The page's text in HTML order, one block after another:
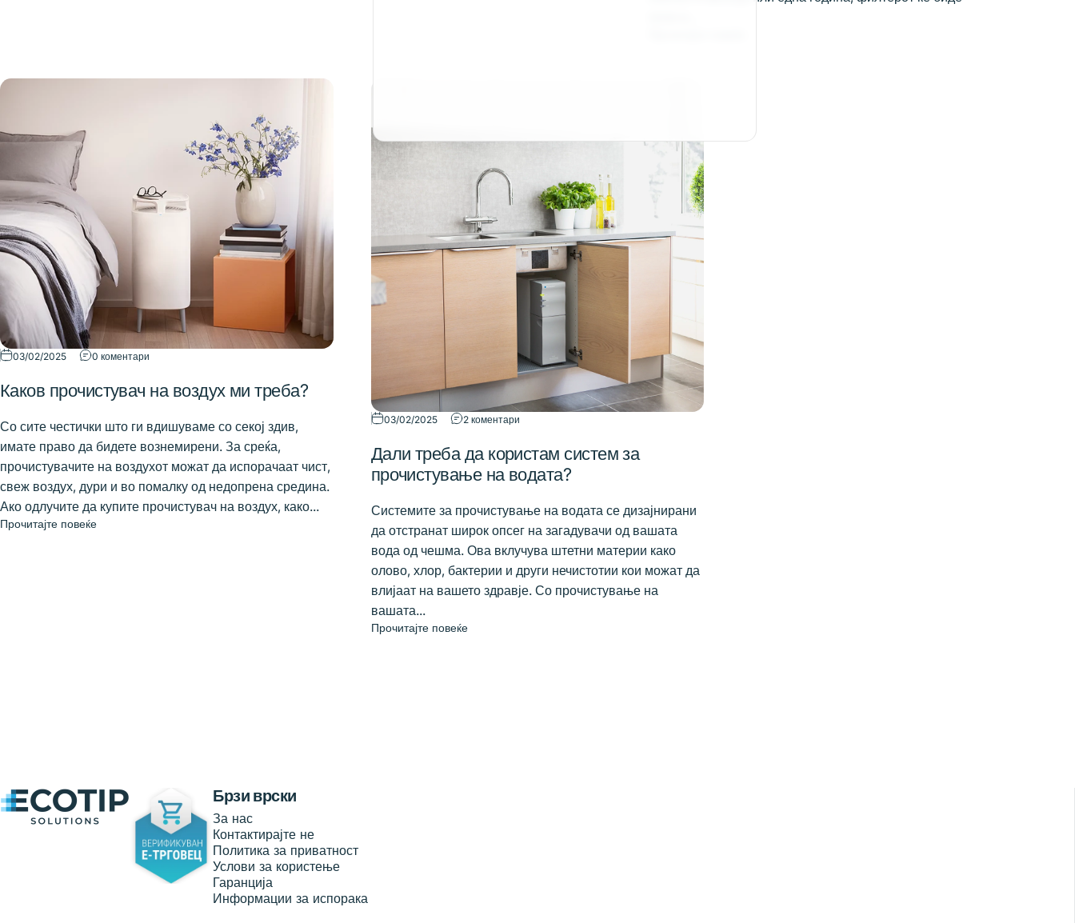
03/02/2025 0 коментари
Каков прочистувач на воздух ми треба?
Со сите честички што ги вдишуваме со секој здив,
имате право да бидете вознемирени. За среќа,
прочистувачите на воздухот можат да испорачаат чист,
свеж воздух, дури и во помалку од недопрена средина.
Ако одлучите да купите прочистувач на воздух, како...
Прочитајте повеќе
03/02/2025 2 коментари
Дали треба да користам систем за
прочистување на водата?
Системите за прочистување на водата се дизајнирани
да отстранат широк опсег на загадувачи од вашата
вода од чешма. Ова вклучува штетни материи како
олово, хлор, бактерии и други нечистотии кои можат да
влијаат на вашето здравје. Со прочистување на
вашата...
Прочитајте повеќе
Ecotip Solutions Брзи врски
За нас
Контактирајте не
Политика за приватност
Услови за користење
Гаранција
Информации за испорака